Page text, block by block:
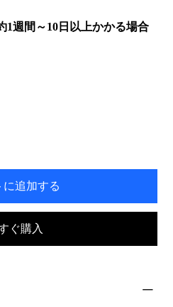
週間～10日以上かかる場合
に追加する
ぐ購入